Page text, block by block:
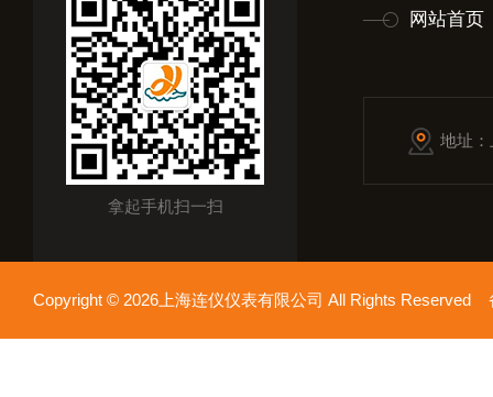
拿起手机扫一扫
网站首页
地址
Copyright © 2026上海连仪仪表有限公司 All Rights Reserved